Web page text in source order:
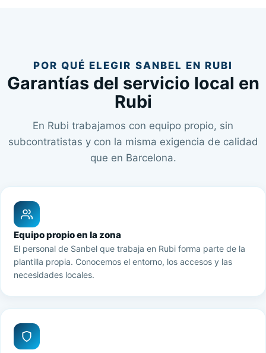
POR QUÉ ELEGIR SANBEL EN RUBI
Garantías del servicio local en
Rubi
En Rubi trabajamos con equipo propio, sin
subcontratistas y con la misma exigencia de calidad
que en Barcelona.
Equipo propio en la zona
El personal de Sanbel que trabaja en Rubi forma parte de la
plantilla propia. Conocemos el entorno, los accesos y las
necesidades locales.